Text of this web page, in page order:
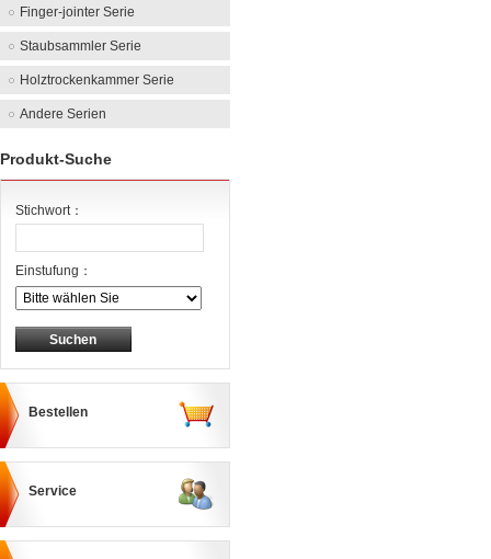
Finger-jointer Serie
Staubsammler Serie
Holztrockenkammer Serie
Andere Serien
Produkt-Suche
Stichwort：
Einstufung：
Bestellen
Service